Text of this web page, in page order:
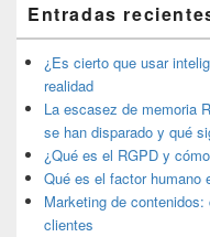
área
de
widget
barra
lateral
primaria
Entradas
¿Es cierto que usar
realidad
La escasez de memoria
se han disparado y qué
¿Qué es el RGPD y
Qué es el factor humano
Marketing de
clientes